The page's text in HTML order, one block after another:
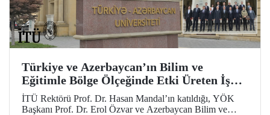
Türkiye ve Azerbaycan’ın Bilim ve
Eğitimle Bölge Ölçeğinde Etki Üreten İş
Birliği
İTÜ Rektörü Prof. Dr. Hasan Mandal’ın katıldığı, YÖK
Başkanı Prof. Dr. Erol Özvar ve Azerbaycan Bilim ve